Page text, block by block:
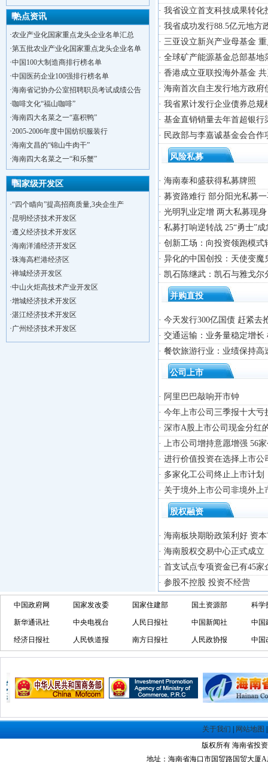
热点资讯
·农业产业化国家重点龙头企业名单汇总
·第五批农业产业化国家重点龙头企业名单
·中国100大制造商排行榜名单
·中国医药企业100强排行榜名单
·海南省记协办公室招聘职员考试成绩公告
·咖啡文化“福山咖啡”
·海南四大名菜之一“嘉积鸭”
·2005-2006年度中国纺织服装行
·海南文昌的“锦山牛肉干”
·海南四大名菜之一“和乐蟹”
国家级开发区
·洋浦不断延伸产业链，推进一批石化产业
·海口今年将投入44.4亿元推进江东新
·新加坡海口国家高新区国际创新创业中心
·狮子岭工业园： 新能源产业发展集
“四个瞄向”提高招商质量,3央企生产
昆明经济技术开发区
遵义经济技术开发区
海南洋浦经济开发区
珠海高栏港经济区
禅城经济开发区
中山火炬高技术产业开发区
增城经济技术开发区
湛江经济技术开发区
广州经济技术开发区
北京经济技术开发区
· 我省设立首支科技成果转化
· 我省成功发行88.5亿元地方
· 三亚设立新兴产业母基金
· 全球矿产能源基金总部基
· 香港成立亚联投海外基金
· 海南首次自主发行地方政府
· 我省累计发行企业债券总
· 基金直销销量去年首超银行
· 民政部与李嘉诚基金会合作
风险私募
· 海南泰和盛获得私募牌照
· 募资路难行 部分阳光私募
· 光明乳业定增 两大私募现身
· 私募打响逆转战 25“勇士”
· 创新工场：向投资领跑模式
· 异化的中国创投：天使变
· 凯石陈继武：凯石与雅戈尔
并购直投
· 今天发行300亿国债 赶紧去
· 交通运输：业务量稳定增
· 餐饮旅游行业：业绩保持
公司上市
· 阿里巴巴敲响开市钟
· 今年上市公司三季报十大亏
· 深市A股上市公司现金分红
· 上市公司增持意愿增强 56
· 进行价值投资在选择上市
· 多家化工公司终止上市计划
· 关于境外上市公司非境外
股权融资
· 海南板块期盼政策利好 资
· 海南股权交易中心正式成立
· 首支试点专项资金已有45家
· 参股不控股 投资不经营
中国政府网 国家发改委 国家住建部 国土资源部 科学
新华通讯社 中央电视台 人民日报社 中国新闻社 中国
经济日报社 人民铁道报 南方日报社 人民政协报 中国
关于我们 | 网站地图
版权所有 海南省投资
地址：海南省海口市国贸路国贸大厦A